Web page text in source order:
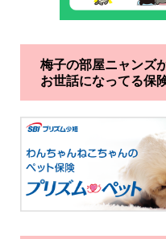
梅子の部屋ニャンズ
お世話になってる保